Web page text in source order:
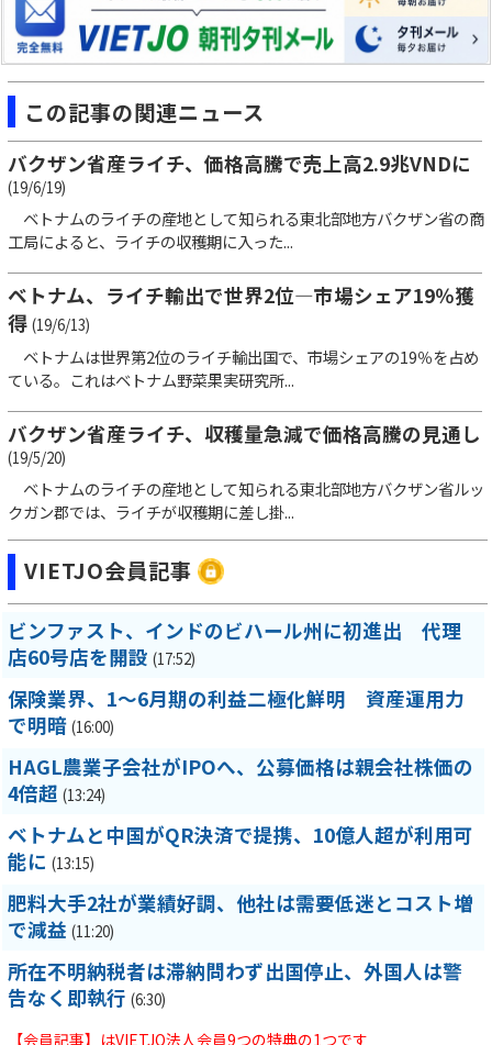
この記事の関連ニュース
バクザン省産ライチ、価格高騰で売上高2.9兆VNDに
(19/6/19)
ベトナムのライチの産地として知られる東北部地方バクザン省の商
工局によると、ライチの収穫期に入った...
ベトナム、ライチ輸出で世界2位―市場シェア19％獲
得 (19/6/13)
ベトナムは世界第2位のライチ輸出国で、市場シェアの19％を占め
ている。これはベトナム野菜果実研究所...
バクザン省産ライチ、収穫量急減で価格高騰の見通し
(19/5/20)
ベトナムのライチの産地として知られる東北部地方バクザン省ルッ
クガン郡では、ライチが収穫期に差し掛...
VIETJO会員記事
ビンファスト、インドのビハール州に初進出 代理
店60号店を開設 (17:52)
保険業界、1～6月期の利益二極化鮮明 資産運用力
で明暗 (16:00)
HAGL農業子会社がIPOへ、公募価格は親会社株価の
4倍超 (13:24)
ベトナムと中国がQR決済で提携、10億人超が利用可
能に (13:15)
肥料大手2社が業績好調、他社は需要低迷とコスト増
で減益 (11:20)
所在不明納税者は滞納問わず出国停止、外国人は警
告なく即執行 (6:30)
【会員記事】はVIETJO法人会員9つの特典の1つです